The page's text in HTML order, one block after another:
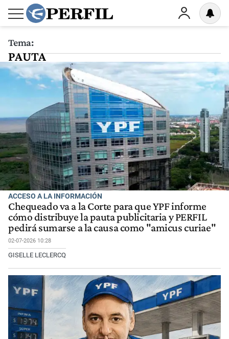
Tema:
PAUTA
ACCESO A LA INFORMACIÓN
Chequeado va a la Corte para que YPF informe
cómo distribuye la pauta publicitaria y PERFIL
pedirá sumarse a la causa como "amicus curiae"
02-07-2026 10:28
GISELLE LECLERCQ